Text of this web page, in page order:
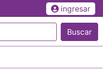
ingresar
Buscar